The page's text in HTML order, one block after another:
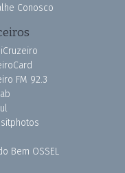
Conosco
FM 92.3
Bem OSSEL